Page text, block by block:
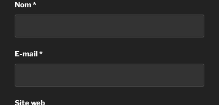
Nom*
E-mail*
Site web